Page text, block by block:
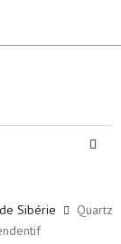
Sibérie
Quartz